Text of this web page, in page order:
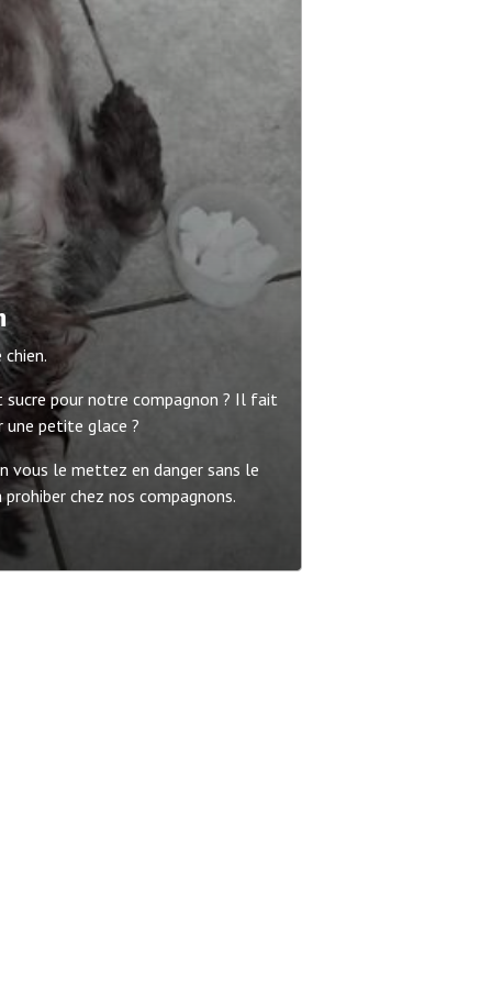
pour notre compagnon ? Il fait
une petite glace ?
vous le mettez en danger sans le
chez nos compagnons.